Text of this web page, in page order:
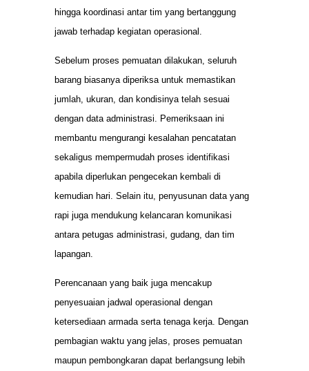
hingga koordinasi antar tim yang bertanggung
jawab terhadap kegiatan operasional.
Sebelum proses pemuatan dilakukan, seluruh
barang biasanya diperiksa untuk memastikan
jumlah, ukuran, dan kondisinya telah sesuai
dengan data administrasi. Pemeriksaan ini
membantu mengurangi kesalahan pencatatan
sekaligus mempermudah proses identifikasi
apabila diperlukan pengecekan kembali di
kemudian hari. Selain itu, penyusunan data yang
rapi juga mendukung kelancaran komunikasi
antara petugas administrasi, gudang, dan tim
lapangan.
Perencanaan yang baik juga mencakup
penyesuaian jadwal operasional dengan
ketersediaan armada serta tenaga kerja. Dengan
pembagian waktu yang jelas, proses pemuatan
maupun pembongkaran dapat berlangsung lebih